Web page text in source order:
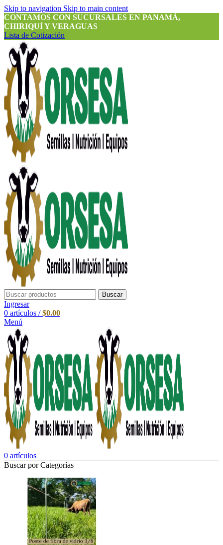
Skip to navigation Skip to main content
CONTAMOS CON SUCURSALES EN PANAMÁ,
CHIRIQUÍ Y VERAGUAS
Lista de Cotización
Buscar
Ingresar
0 artículos / $0.00
Menú
0 artículos
Buscar por Categorías